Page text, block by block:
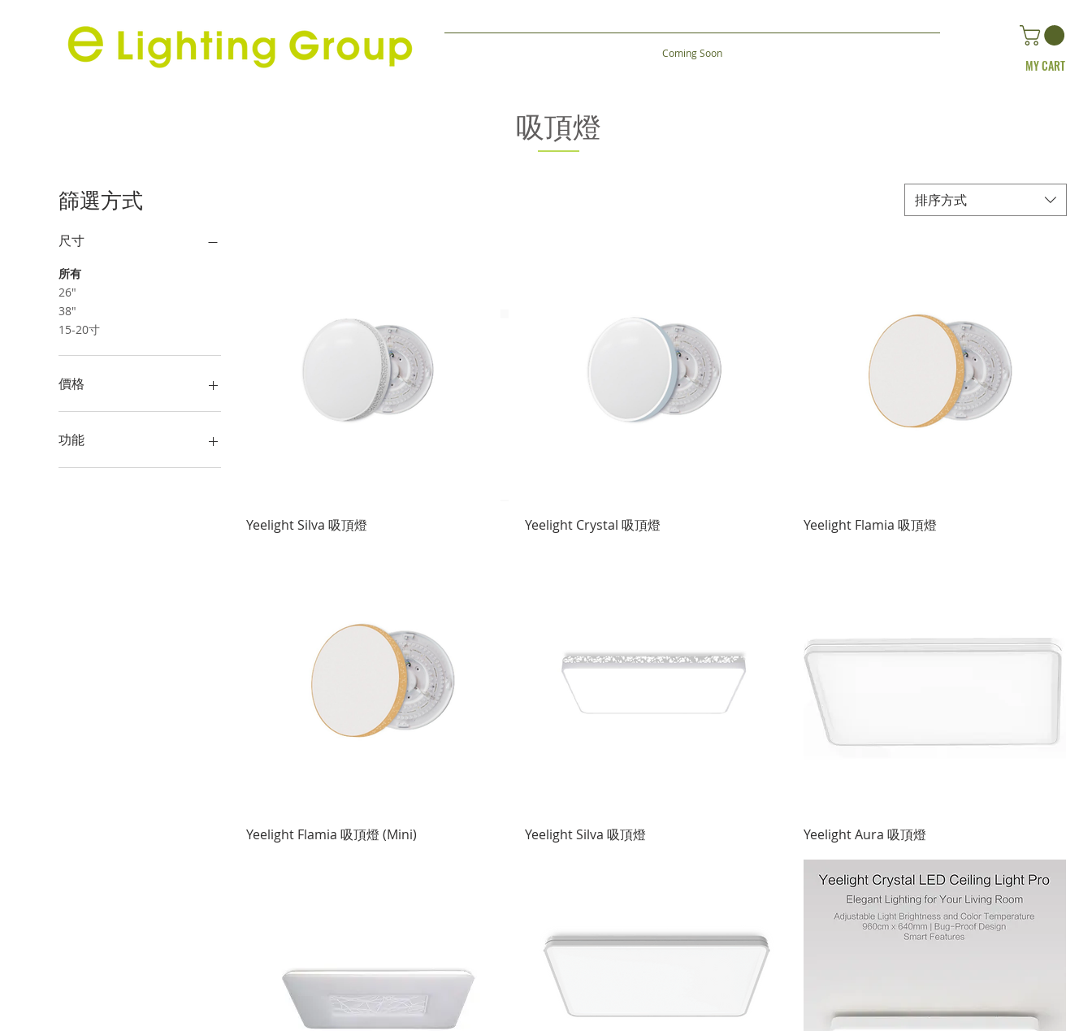
MY CART
Coming Soon
吸頂燈
篩選方式
尺寸
所有
26"
38"
15-20寸
價格
HK$0
功能
可調色溫
排序方式
快速瀏覽
Yeelight Silva 吸頂燈 快速瀏覽
Yeelight Crystal 吸頂燈 快速瀏覽
Yeelight Flamia 吸頂燈
快速瀏覽
Yeelight Flamia 吸頂燈 (Mini) 快速瀏覽
Yeelight Silva 吸頂燈 快速瀏覽
Yeelight Aura 吸頂燈